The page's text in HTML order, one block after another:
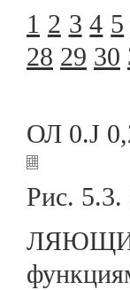
1 2 3 4 5
28 29 30
ОЛ 0.J
Рис.